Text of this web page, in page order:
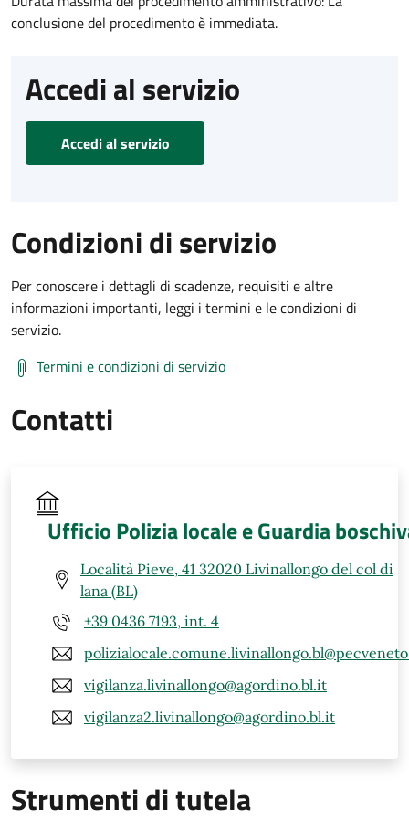
conclusione del procedimento è immediata.
Accedi al servizio
Accedi al servizio
Condizioni di servizio
Per conoscere i dettagli di scadenze, requisiti e altre
informazioni importanti, leggi i termini e le condizioni di
servizio.
Termini e condizioni di servizio
Contatti
Ufficio Polizia locale e Guardia
Località Pieve, 41 32020 Livinallongo del col di
lana (BL)
+39 0436 7193, int. 4
vigilanza.livinallongo@agordino.bl.it
vigilanza2.livinallongo@agordino.bl.it
Strumenti di tutela